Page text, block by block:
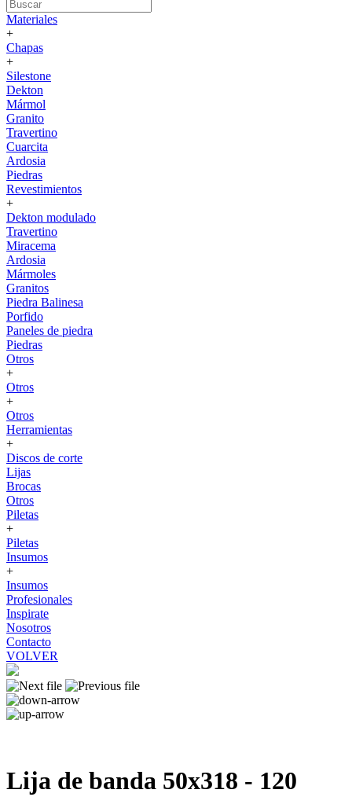
Materiales
+
Chapas
+
Silestone
Dekton
Mármol
Granito
Travertino
Cuarcita
Ardosia
Piedras
Revestimientos
+
Dekton modulado
Travertino
Miracema
Ardosia
Mármoles
Granitos
Piedra Balinesa
Porfido
Paneles de piedra
Piedras
Otros
+
Otros
+
Otros
Herramientas
+
Discos de corte
Lijas
Brocas
Otros
Piletas
+
Piletas
Insumos
+
Insumos
Profesionales
Inspirate
Nosotros
Contacto
VOLVER
Lija de banda 50x318 - 120